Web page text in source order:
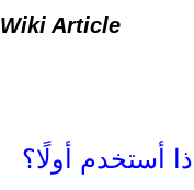
Wiki Article
أستخدم أولًا؟